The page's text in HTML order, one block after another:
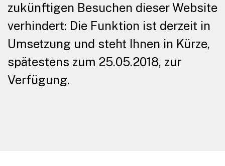
zukünftigen Besuchen dieser Website
verhindert: Die Funktion ist derzeit in
Umsetzung und steht Ihnen in Kürze,
spätestens zum 25.05.2018, zur
Verfügung.